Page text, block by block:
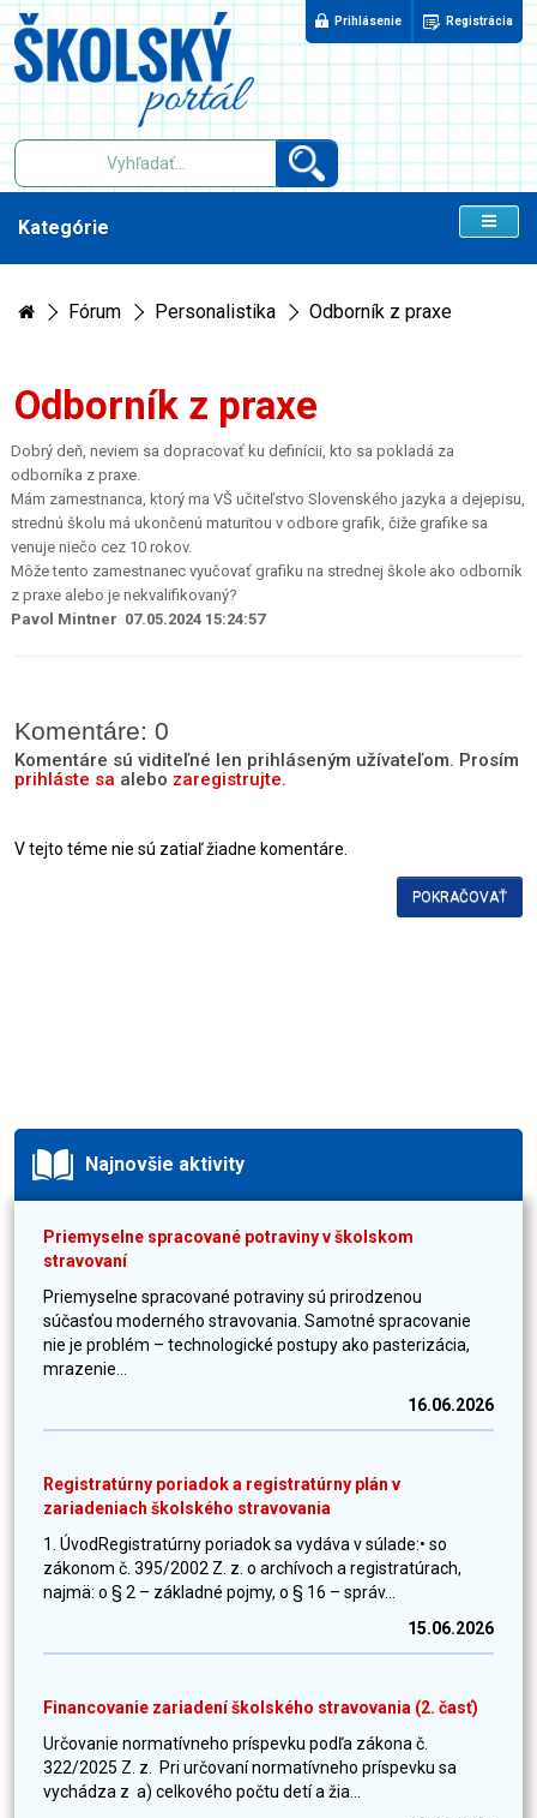
Prihlásenie Registrácia
Kategórie
Fórum Personalistika Odborník z praxe
Odborník z praxe
Dobrý deň, neviem sa dopracovať ku definícii, kto sa pokladá za
odborníka z praxe.
Mám zamestnanca, ktorý ma VŠ učiteľstvo Slovenského jazyka a dejepisu,
strednú školu má ukončenú maturitou v odbore grafik, čiže grafike sa
venuje niečo cez 10 rokov.
Môže tento zamestnanec vyučovať grafiku na strednej škole ako odborník
z praxe alebo je nekvalifikovaný?
Pavol Mintner 07.05.2024 15:24:57
Komentáre: 0
Komentáre sú viditeľné len prihláseným užívateľom. Prosím
prihláste sa alebo zaregistrujte.
V tejto téme nie sú zatiaľ žiadne komentáre.
POKRAČOVAŤ
Najnovšie aktivity
Priemyselne spracované potraviny v školskom
stravovaní
Priemyselne spracované potraviny sú prirodzenou
súčasťou moderného stravovania. Samotné spracovanie
nie je problém – technologické postupy ako pasterizácia,
mrazenie...
16.06.2026
Registratúrny poriadok a registratúrny plán v
zariadeniach školského stravovania
1. ÚvodRegistratúrny poriadok sa vydáva v súlade:• so
zákonom č. 395/2002 Z. z. o archívoch a registratúrach,
najmä: o § 2 – základné pojmy, o § 16 – správ...
15.06.2026
Financovanie zariadení školského stravovania (2. časť)
Určovanie normatívneho príspevku podľa zákona č.
322/2025 Z. z. Pri určovaní normatívneho príspevku sa
vychádza z a) celkového počtu detí a žia...